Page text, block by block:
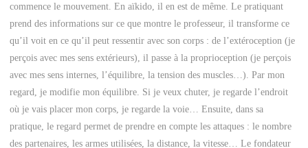
commence le mouvement. En aïkido, il en est de même. Le pratiquant
prend des informations sur ce que montre le professeur, il transforme ce
qu’il voit en ce qu’il peut ressentir avec son corps : de l’extéroception (je
perçois avec mes sens extérieurs), il passe à la proprioception (je perçois
avec mes sens internes, l’équilibre, la tension des muscles…). Par mon
regard, je modifie mon équilibre. Si je veux chuter, je regarde l’endroit
où je vais placer mon corps, je regarde la voie… Ensuite, dans sa
pratique, le regard permet de prendre en compte les attaques : le nombre
des partenaires, les armes utilisées, la distance, la vitesse… Le fondateur